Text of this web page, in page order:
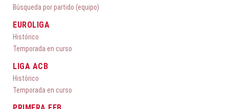
Búsqueda por partido (equipo)
EUROLIGA
Histórico
Temporada en curso
LIGA ACB
Histórico
Temporada en curso